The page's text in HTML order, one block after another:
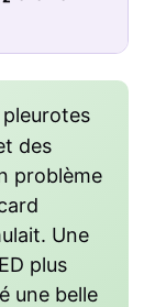
pleurotes
des
problème
Une
plus
une belle